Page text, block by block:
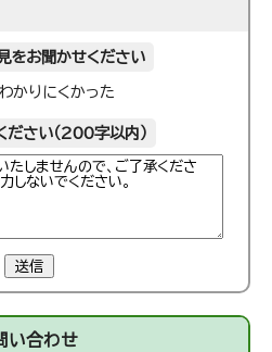
をお聞かせください
わかりにくかった
さい（200字以内）
送信
い合わせ